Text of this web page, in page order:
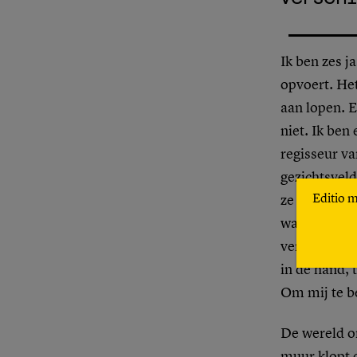
Editio
Ik ben zes
opvoert.
aan lopen.
niet. Ik ben
regisseur
ze sluit, is
waar
verkleedt
in de hand,
Om mij te
De wereld